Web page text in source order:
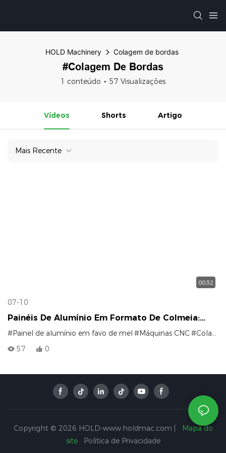
HOLD Machinery Colagem de bordas
#Colagem De Bordas
1 conteúdo 57 Visualizações
Vídeos Shorts Artigo
Mais Recente
00:32
07-10
Painéis De Alumínio Em Formato De Colmeia:
Bordas Em EVA Ou PUR — Qual É A Melhor
#Painel de alumínio em favo de mel #Máquinas CNC#Colagem de bordas
57
0
Copyright © 2026 HOLD-www.holdmac.com |
Mapa do
site
Política de Privacidade